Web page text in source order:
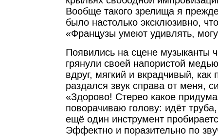
Вообще такого зрелища я
было настолько эксклюзивно,
«Французы умеют удивлять,
Появились на сцене музыканты
грянули своей напористой
вдруг, мягкий и вкрадчивый, как
раздался звук справа от меня,
«Здорово! Стерео какое
поворачиваю голову: идёт
ещё один инструмент
Эффектно и поразительно по